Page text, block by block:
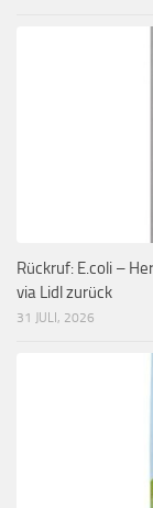
Rückruf: E.coli –
via Lidl zurück
31 JULI, 2026